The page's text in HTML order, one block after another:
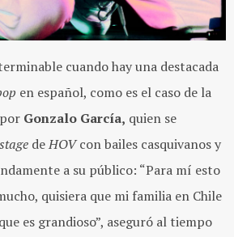
cuando hay una destacada
en español, como es el caso de la
Gonzalo García, quien se
stage deHOVcon bailes casquivanos y
a su público: “Para mí esto
quisiera que mi familia en Chile
es grandioso”, aseguró al tiempo